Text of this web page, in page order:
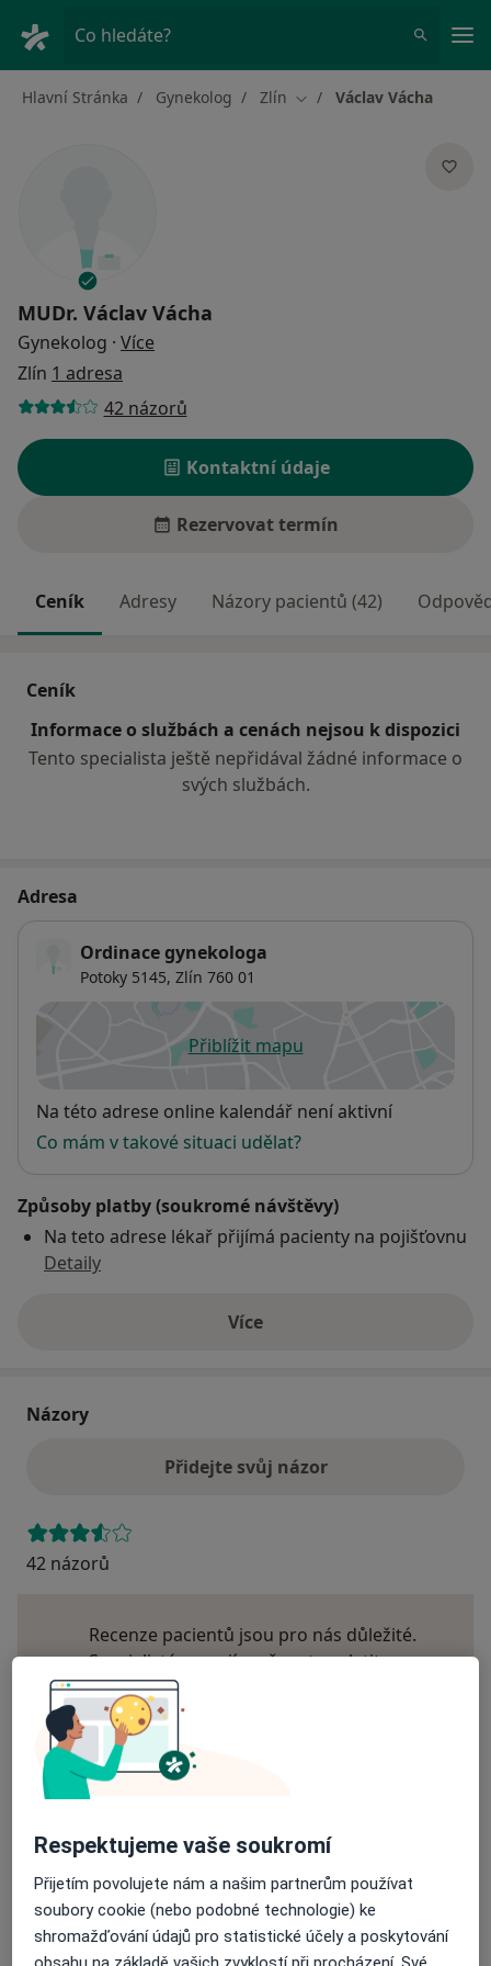
Co hledáte?
Hlavní Stránka Gynekolog Zlín Změna města
Václav Vácha
MUDr. Václav Vácha
Gynekolog · Více
Zlín 1 adresa
42 názorů
Kontaktní údaje
Rezervovat termín
Ceník Adresy Názory pacientů (42)
Ceník
Informace o službách a cenách nejsou k dispozici
Tento specialista ještě nepřidával žádné informace o
svých službách.
Adresa
Ordinace gynekologa
Potoky 5145, Zlín 760 01
Přiblížit mapuse otevře v nové záložce
Dostupnost
Na této adrese online kalendář není aktivní
Co mám v takové situaci udělat?
Způsoby platby (soukromé návštěvy)
Na teto adrese lékař přijímá pacienty na pojišťovnu
Detaily
Víceo adrese
Názory
Přidejte svůj názor
42 názorů
Recenze pacientů jsou pro nás důležité.
Specialisté nemají možnost zaplatit za
odstranění nebo změnu recenze pacienta.
Další informace.
Respektujeme vaše soukromí
Přijetím povolujete nám a našim partnerům používat
soubory cookie (nebo podobné technologie) ke
shromažďování údajů pro statistické účely a poskytování